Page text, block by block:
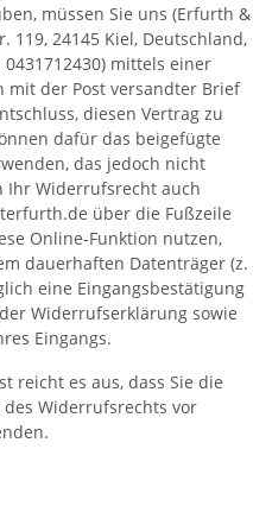
müssen Sie uns (Erfurth &
119, 24145 Kiel, Deutschland,
mittels einer
mit der Post versandter Brief
diesen Vertrag zu
dafür das beigefügte
das jedoch nicht
Ihr Widerrufsrecht auch
über die Fußzeile
Online-Funktion nutzen,
dauerhaften Datenträger (z.
eine Eingangsbestätigung
Widerrufserklärung sowie
Eingangs.
reicht es aus, dass Sie die
Widerrufsrechts vor